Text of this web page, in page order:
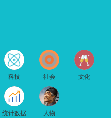
科技 社会 文化
统计数据 人物